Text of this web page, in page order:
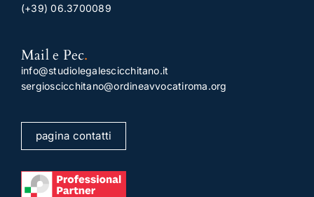
(+39) 06.3700089
Mail e Pec.
info@studiolegalescicchitano.it
sergioscicchitano@ordineavvocatiroma.org
pagina contatti